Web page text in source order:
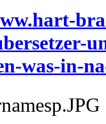
was-in-